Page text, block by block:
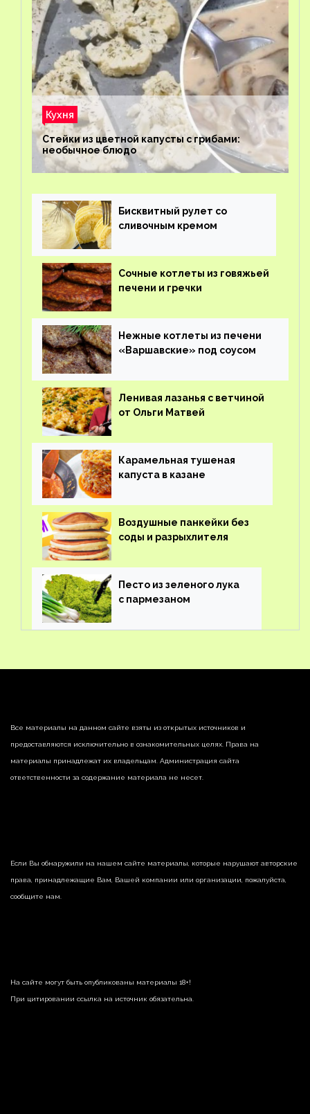
Кухня
Стейки из цветной капусты с грибами:
необычное блюдо
Бисквитный рулет со
сливочным кремом
Сочные котлеты из говяжьей
печени и гречки
Нежные котлеты из печени
«Варшавские» под соусом
Ленивая лазанья с ветчиной
от Ольги Матвей
Карамельная тушеная
капуста в казане
Воздушные панкейки без
соды и разрыхлителя
Песто из зеленого лука
с пармезаном
Все материалы на данном сайте взяты из открытых источников и
предоставляются исключительно в ознакомительных целях. Права на
материалы принадлежат их владельцам. Администрация сайта
ответственности за содержание материала не несет.
Если Вы обнаружили на нашем сайте материалы, которые нарушают авторские
права, принадлежащие Вам, Вашей компании или организации, пожалуйста,
сообщите нам.
На сайте могут быть опубликованы материалы 18+!
При цитировании ссылка на источник обязательна.